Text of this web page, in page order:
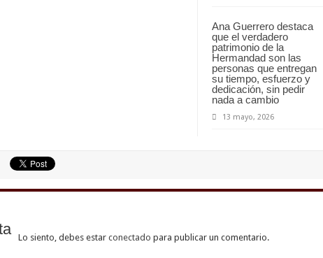
Ana Guerrero destaca
que el verdadero
patrimonio de la
Hermandad son las
personas que entregan
su tiempo, esfuerzo y
dedicación, sin pedir
nada a cambio
13 mayo, 2026
Lo siento, debes estar conectado para publicar un comentario.